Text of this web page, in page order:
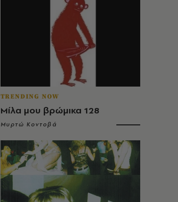
TRENDING NOW
Μίλα μου βρώμικα 128
Μυρτώ Κοντοβά